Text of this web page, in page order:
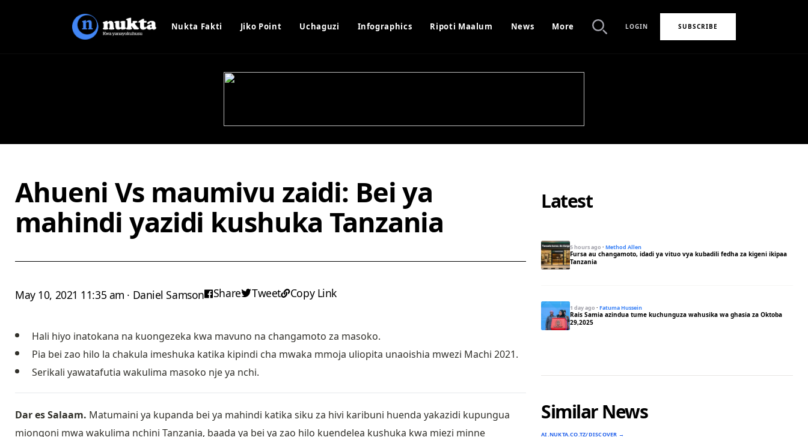
Nukta Fakti Jiko Point Uchaguzi Infographics Ripoti Maalum News More LOGIN SUBSCRIBE
Ahueni Vs maumivu zaidi: Bei ya
mahindi yazidi kushuka Tanzania
May 10, 2021 11:35 am · Daniel Samson Share Tweet Copy Link
Hali hiyo inatokana na kuongezeka kwa mavuno na changamoto za masoko.
Pia bei zao hilo la chakula imeshuka katika kipindi cha mwaka mmoja uliopita unaoishia mwezi Machi 2021.
Serikali yawatafutia wakulima masoko nje ya nchi.
Dar es Salaam. Matumaini ya kupanda bei ya mahindi katika siku za hivi karibuni huenda yakazidi kupungua
miongoni mwa wakulima nchini Tanzania, baada ya bei ya zao hilo kuendelea kushuka kwa miezi minne
Latest
5 hours ago ·Method Allen
Fursa au changamoto, idadi ya vituo vya kubadili fedha za kigeni ikipaa
Tanzania
1 day ago ·Fatuma Hussein
Rais Samia azindua tume kuchunguza wahusika wa ghasia za Oktoba
29,2025
Similar News
AI.NUKTA.CO.TZ/DISCOVER →